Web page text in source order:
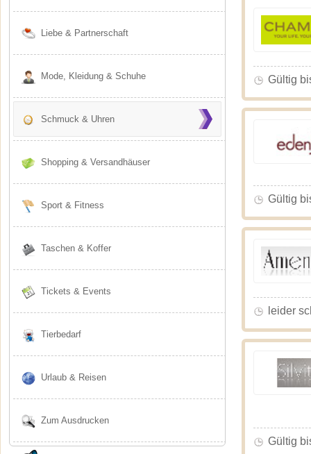
Liebe & Partnerschaft
Mode, Kleidung & Schuhe
Schmuck & Uhren
Shopping & Versandhäuser
Sport & Fitness
Taschen & Koffer
Tickets & Events
Tierbedarf
Urlaub & Reisen
Zum Ausdrucken
Gültig
Gültig
leider
Gültig